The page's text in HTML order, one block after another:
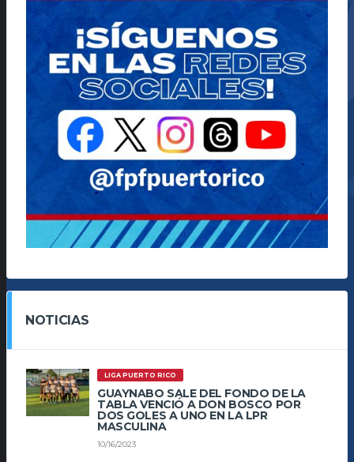
NOTICIAS
LIGA PUERTO RICO
GUAYNABO SALE DEL FONDO DE LA
TABLA VENCIÓ A DON BOSCO POR
DOS GOLES A UNO EN LA LPR
MASCULINA
10/16/2023